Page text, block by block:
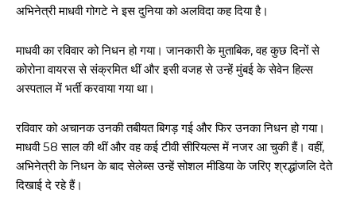
अभिनेत्री माधवी गोगटे ने इस दुनिया को अलविदा कह दिया है।
माधवी का रविवार को निधन हो गया। जानकारी के मुताबिक, वह कुछ दिनों से
कोरोना वायरस से संक्रमित थीं और इसी वजह से उन्हें मुंबई के सेवेन हिल्स
अस्पताल में भर्ती करवाया गया था।
रविवार को अचानक उनकी तबीयत बिगड़ गई और फिर उनका निधन हो गया।
माधवी 58 साल की थीं और वह कई टीवी सीरियल्स में नजर आ चुकी हैं। वहीं,
अभिनेत्री के निधन के बाद सेलेब्स उन्हें सोशल मीडिया के जरिए श्रद्धांजलि देते
दिखाई दे रहे हैं।